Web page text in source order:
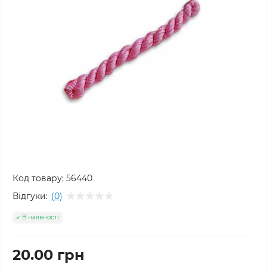
Код товару: 56440
Відгуки: (0)
В наявності
20.00 грн